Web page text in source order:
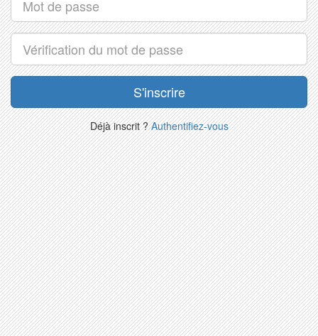
Déjà inscrit ?Authentifiez-vous